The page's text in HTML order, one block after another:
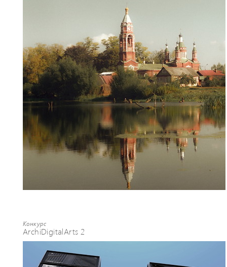
профессиональные награды,
публикации и портфолио в разных
видах и жанрах искусств.
Реализованные проекты: Дворец
Спорта в г. Рубежное, Украина,
(мозаика). 1989 Храм
Первопрестольных Петра и Павла, п.
Ильинский, Моск. обл.,
(проектирование). 2008 Собор
Пресвятой Богородицы в Зачатьевском
ставропигиальном женском монастыре,
г. Москва, (архитектурный дизайн).
2009 Храм Иверской иконы Божией
Матери, г. Жуковский (роспись). 2013.
На данный момент работаю над
Архитектурно-градостроительной
концепцией Гжели.
Конкурс
ArchiDigitalArts 2